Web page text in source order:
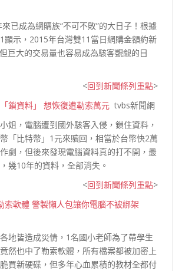
已成為網購族“不可不敗”的大日子！根據
顯示，2015年台灣雙11當日網購金額約新
巨大的交易量也容易成為駭客覬覦的目
<回到新聞條列重點>
鎖資料」 想恢復遭勒索萬元 tvbs新聞網
姐，電腦遭到國外駭客入侵，鎖住資料，
「比特幣」1元來贖回，相當於台幣快2萬
劇，但後來發現電腦資料真的打不開，最
幾10年的資料，全部消失。
<回到新聞條列重點>
索軟體 警製懶人包讓你電腦不被綁架
地皆造成災情，1名國小老師為了帶學生
然也中了勒索軟體，所有檔案都被加密上
買新硬碟，但多年心血累積的教材全都付